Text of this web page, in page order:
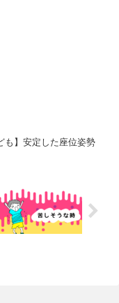
も】安定した座位姿勢